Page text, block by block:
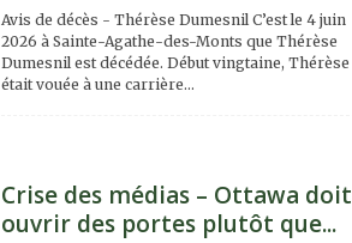
Avis de décès - Thérèse Dumesnil C’est le 4 juin
2026 à Sainte-Agathe-des-Monts que Thérèse
Dumesnil est décédée. Début vingtaine, Thérèse
était vouée à une carrière...
Crise des médias – Ottawa doit
ouvrir des portes plutôt que...